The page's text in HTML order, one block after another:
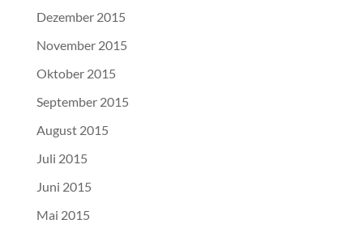
Dezember 2015
November 2015
Oktober 2015
September 2015
August 2015
Juli 2015
Juni 2015
Mai 2015